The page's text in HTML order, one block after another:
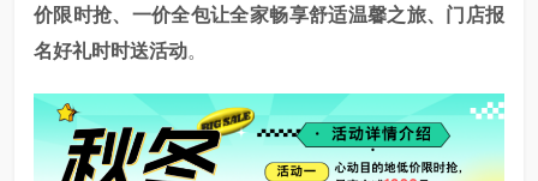
价限时抢、一价全包让全家畅享舒适温馨之旅、门店报
名好礼时时送活动。